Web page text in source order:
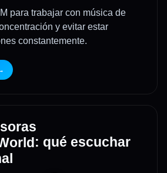
para trabajar con música de
y evitar estar
constantemente.
: qué escuchar